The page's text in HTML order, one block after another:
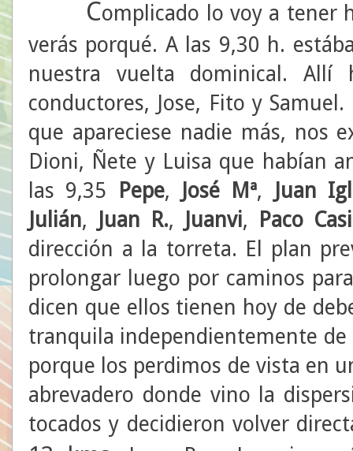
Complicado lo voy a tener
verás porqué. A las 9,30 h.
nuestra vuelta dominical.
conductores, Jose, Fito y
que apareciese nadie más, nos
Dioni, Ñete y Luisa que habían
las 9,35
Pepe, José Mª,
Juan
Julián, Juan R., Juanvi, Paco
dirección a la torreta. El plan
prolongar luego por caminos
dicen que ellos tienen hoy de
tranquila independientemente
porque los perdimos de vista en
abrevadero donde vino la
tocados y decidieron volver